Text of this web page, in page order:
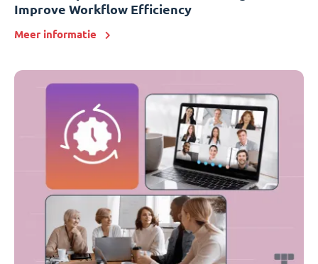
Improve Workflow Efficiency
Meer informatie